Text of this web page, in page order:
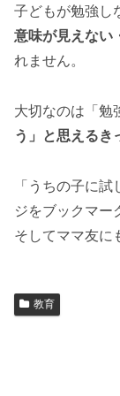
子どもが勉強し
意味が見えない
れません。
大切なのは「勉
う」と思えるき
「うちの子に
ジをブックマー
そしてママ友に
教育